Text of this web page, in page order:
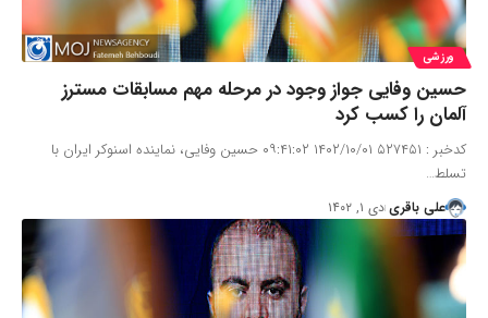
ورزشی
حسین وفایی جواز وجود در مرحله مهم مسابقات مسترز
آلمان را کسب کرد
کدخبر : ۵۲۷۴۵۱ ۱۴۰۲/۱۰/۰۱ ۰۹:۴۱:۰۲ حسین وفایی، نماینده اسنوکر ایران با
تسلط…
علی باقری دی ۱, ۱۴۰۲